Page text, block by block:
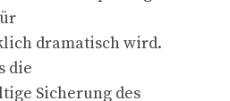
dramatisch wird.
die
Sicherung des